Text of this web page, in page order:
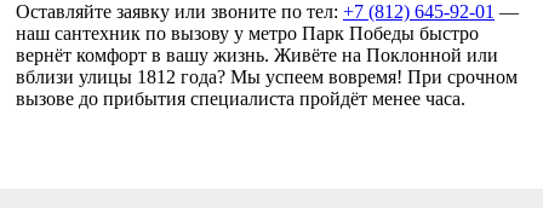
Оставляйте заявку или звоните по тел: +7 (812) 645-92-01 —
наш сантехник по вызову у метро Парк Победы быстро
вернёт комфорт в вашу жизнь. Живёте на Поклонной или
вблизи улицы 1812 года? Мы успеем вовремя! При срочном
вызове до прибытия специалиста пройдёт менее часа.